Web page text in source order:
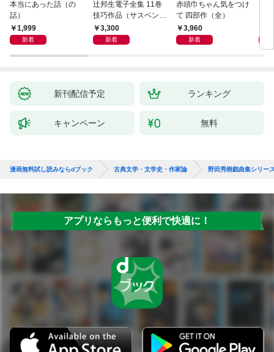
本当にあった話（の
話）
1,999
新着
辻邦生電子全集 11巻
技巧作品（サスペン
ス・ミステリー） 『眞
晝の海への旅』『黄金
3,300
新着
赤頭巾ちゃん気をつけ
て 四部作（全）
3,960
新着
新刊配信予定 ランキング
キャンペーン 無料
漫画無料試し読みならdブック 古典文学・文学史・作家論 野田秀樹戯曲集シリー
アプリならもっと便利で快適に！